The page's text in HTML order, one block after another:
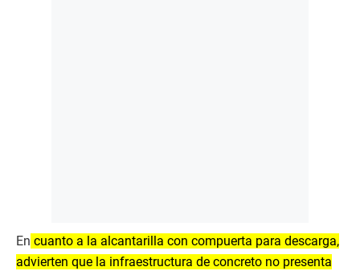
En cuanto a la alcantarilla con compuerta para descarga,
advierten que la infraestructura de concreto no presenta